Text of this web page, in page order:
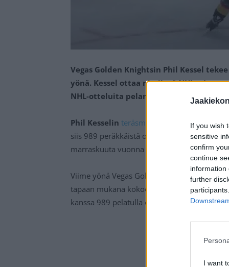
If you wish
sensitive
confirm
continue
information
further
I want
Vegas Golden Knightsin Phil Kessel
yönä. Kessel ottaa nimiinsä NHL:n
NHL-otteluita pelannut pelaaja.
Phil Kesselin teräsmiesputkea
on
siis 989 peräkkäistä ottelua NHL:ssä
marraskuuta vuonna 2009.
Viime yönä Vegas Golden Knights kohtasi
tapaan mukana kokoonpanossa. Näin ollen
kanssa 989 pelatulla ottelulla.